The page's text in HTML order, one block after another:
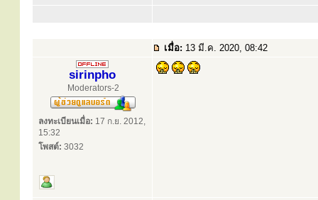
เมื่อ: 13 มี.ค. 2020, 08:42
sirinpho
Moderators-2
ลงทะเบียนเมื่อ: 17 ก.ย. 2012,
15:32
โพสต์: 3032